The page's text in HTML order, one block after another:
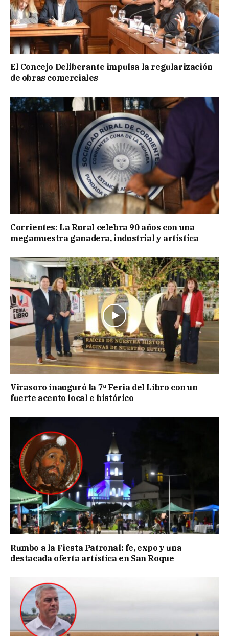
El Concejo Deliberante impulsa la regularización
de obras comerciales
Corrientes: La Rural celebra 90 años con una
megamuestra ganadera, industrial y artística
Virasoro inauguró la 7ª Feria del Libro con un
fuerte acento local e histórico
Rumbo a la Fiesta Patronal: fe, expo y una
destacada oferta artística en San Roque